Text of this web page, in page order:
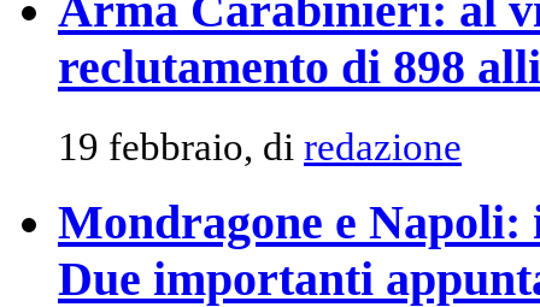
reclutamento di 898
19 febbraio, di redazione
Mondragone e
Due importanti